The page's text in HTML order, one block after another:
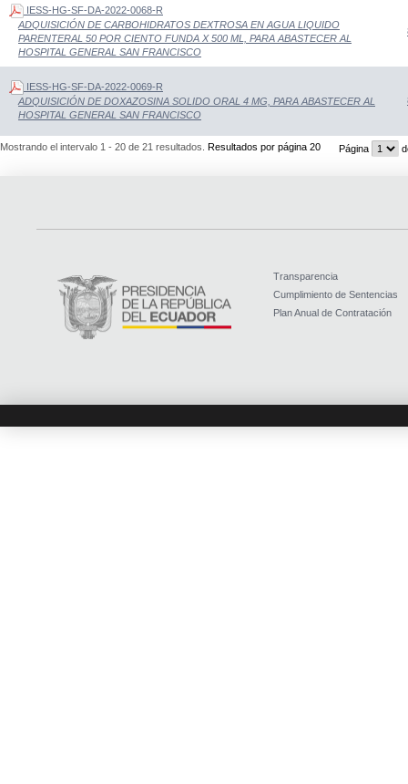
IESS-HG-SF-DA-2022-0068-R
ADQUISICIÓN DE CARBOHIDRATOS DEXTROSA EN AGUA LIQUIDO
PARENTERAL 50 POR CIENTO FUNDA X 500 ML, PARA ABASTECER AL
HOSPITAL GENERAL SAN FRANCISCO
IESS-HG-SF-DA-2022-0069-R
ADQUISICIÓN DE DOXAZOSINA SOLIDO ORAL 4 MG, PARA ABASTECER AL
HOSPITAL GENERAL SAN FRANCISCO
Mostrando el intervalo 1 - 20 de 21 resultados. Resultados por página 20 Página
Transparencia
Cumplimiento de Sentencias
Plan Anual de Contratación